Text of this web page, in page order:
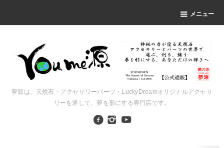
メニュー
夢源は、天然石・アクセサリーパーツ・LuckyDreamオリジナルアクセサ
リーを通して、夢を形にする専門店です。